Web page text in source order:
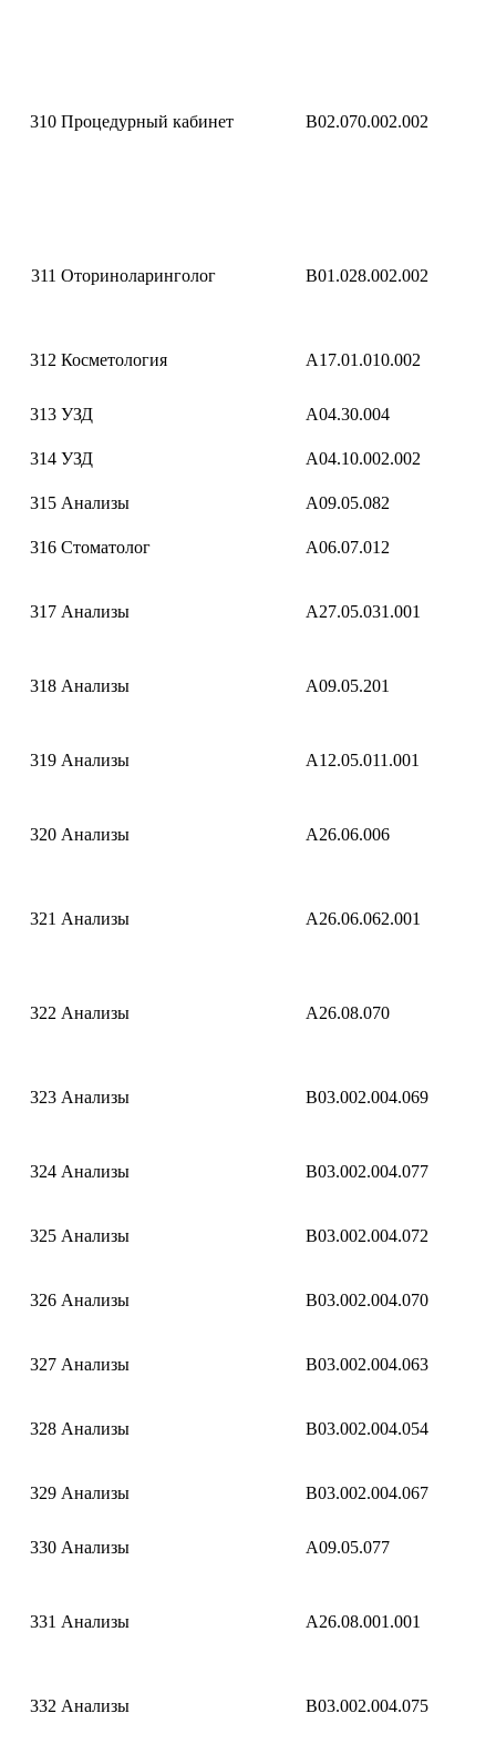
310 Процедурный кабинет B02.070.002.002
311 Оториноларинголог B01.028.002.002
312 Косметология A17.01.010.002
313 УЗД A04.30.004
314 УЗД A04.10.002.002
315 Анализы A09.05.082
316 Стоматолог A06.07.012
317 Анализы A27.05.031.001
318 Анализы A09.05.201
319 Анализы A12.05.011.001
320 Анализы A26.06.006
321 Анализы A26.06.062.001
322 Анализы A26.08.070
323 Анализы B03.002.004.069
324 Анализы B03.002.004.077
325 Анализы B03.002.004.072
326 Анализы B03.002.004.070
327 Анализы B03.002.004.063
328 Анализы B03.002.004.054
329 Анализы B03.002.004.067
330 Анализы A09.05.077
331 Анализы A26.08.001.001
332 Анализы B03.002.004.075